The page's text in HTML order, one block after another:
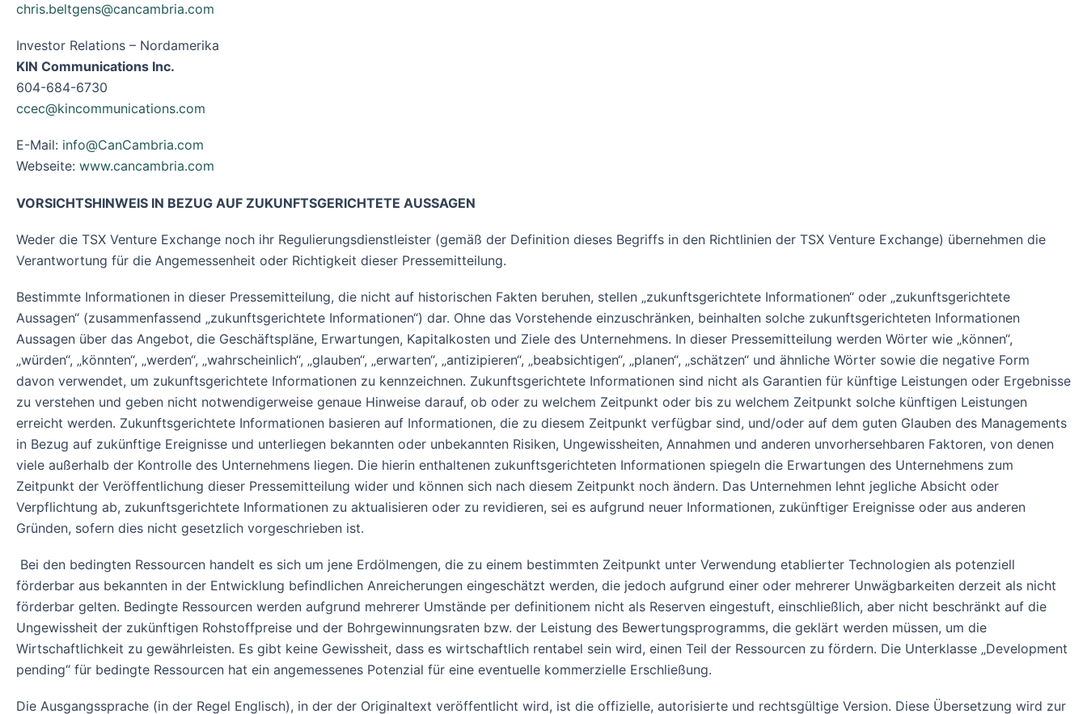
chris.beltgens@cancambria.com
Investor Relations – Nordamerika
KIN Communications Inc.
604-684-6730
ccec@kincommunications.com
E-Mail: info@CanCambria.com
Webseite: www.cancambria.com
VORSICHTSHINWEIS IN BEZUG AUF ZUKUNFTSGERICHTETE AUSSAGEN
Weder die TSX Venture Exchange noch ihr Regulierungsdienstleister (gemäß der Definition dieses Begriffs in den Richtlinien der TSX Venture Exchange) übernehmen die
Verantwortung für die Angemessenheit oder Richtigkeit dieser Pressemitteilung.
Bestimmte Informationen in dieser Pressemitteilung, die nicht auf historischen Fakten beruhen, stellen „zukunftsgerichtete Informationen“ oder „zukunftsgerichtete
Aussagen“ (zusammenfassend „zukunftsgerichtete Informationen“) dar. Ohne das Vorstehende einzuschränken, beinhalten solche zukunftsgerichteten Informationen
Aussagen über das Angebot, die Geschäftspläne, Erwartungen, Kapitalkosten und Ziele des Unternehmens. In dieser Pressemitteilung werden Wörter wie „können“,
„würden“, „könnten“, „werden“, „wahrscheinlich“, „glauben“, „erwarten“, „antizipieren“, „beabsichtigen“, „planen“, „schätzen“ und ähnliche Wörter sowie die negative Form
davon verwendet, um zukunftsgerichtete Informationen zu kennzeichnen. Zukunftsgerichtete Informationen sind nicht als Garantien für künftige Leistungen oder Ergebnisse
zu verstehen und geben nicht notwendigerweise genaue Hinweise darauf, ob oder zu welchem Zeitpunkt oder bis zu welchem Zeitpunkt solche künftigen Leistungen
erreicht werden. Zukunftsgerichtete Informationen basieren auf Informationen, die zu diesem Zeitpunkt verfügbar sind, und/oder auf dem guten Glauben des Managements
in Bezug auf zukünftige Ereignisse und unterliegen bekannten oder unbekannten Risiken, Ungewissheiten, Annahmen und anderen unvorhersehbaren Faktoren, von denen
viele außerhalb der Kontrolle des Unternehmens liegen. Die hierin enthaltenen zukunftsgerichteten Informationen spiegeln die Erwartungen des Unternehmens zum
Zeitpunkt der Veröffentlichung dieser Pressemitteilung wider und können sich nach diesem Zeitpunkt noch ändern. Das Unternehmen lehnt jegliche Absicht oder
Verpflichtung ab, zukunftsgerichtete Informationen zu aktualisieren oder zu revidieren, sei es aufgrund neuer Informationen, zukünftiger Ereignisse oder aus anderen
Gründen, sofern dies nicht gesetzlich vorgeschrieben ist.
Bei den bedingten Ressourcen handelt es sich um jene Erdölmengen, die zu einem bestimmten Zeitpunkt unter Verwendung etablierter Technologien als potenziell
förderbar aus bekannten in der Entwicklung befindlichen Anreicherungen eingeschätzt werden, die jedoch aufgrund einer oder mehrerer Unwägbarkeiten derzeit als nicht
förderbar gelten. Bedingte Ressourcen werden aufgrund mehrerer Umstände per definitionem nicht als Reserven eingestuft, einschließlich, aber nicht beschränkt auf die
Ungewissheit der zukünftigen Rohstoffpreise und der Bohrgewinnungsraten bzw. der Leistung des Bewertungsprogramms, die geklärt werden müssen, um die
Wirtschaftlichkeit zu gewährleisten. Es gibt keine Gewissheit, dass es wirtschaftlich rentabel sein wird, einen Teil der Ressourcen zu fördern. Die Unterklasse „Development
pending“ für bedingte Ressourcen hat ein angemessenes Potenzial für eine eventuelle kommerzielle Erschließung.
Die Ausgangssprache (in der Regel Englisch), in der der Originaltext veröffentlicht wird, ist die offizielle, autorisierte und rechtsgültige Version. Diese Übersetzung wird zur